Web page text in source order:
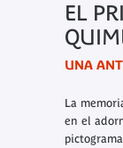
EL
UNA
La
en el